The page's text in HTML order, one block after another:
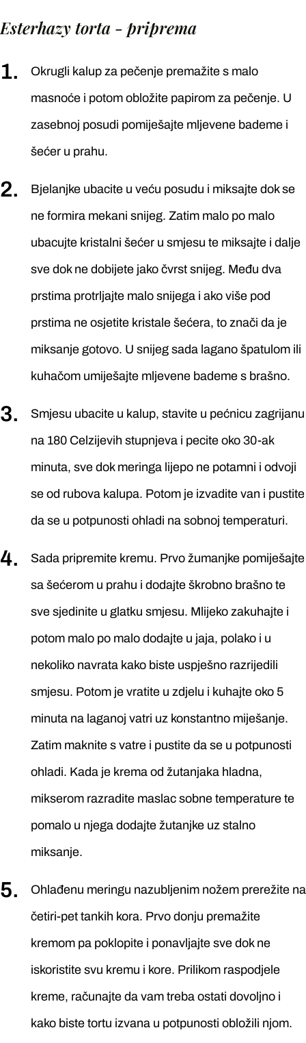
Esterhazy torta - priprema
Okrugli kalup za pečenje premažite s malo
masnoće i potom obložite papirom za pečenje. U
zasebnoj posudi pomiješajte mljevene bademe i
šećer u prahu.
Bjelanjke ubacite u veću posudu i miksajte dok se
ne formira mekani snijeg. Zatim malo po malo
ubacujte kristalni šećer u smjesu te miksajte i dalje
sve dok ne dobijete jako čvrst snijeg. Među dva
prstima protrljajte malo snijega i ako više pod
prstima ne osjetite kristale šećera, to znači da je
miksanje gotovo. U snijeg sada lagano špatulom ili
kuhačom umiješajte mljevene bademe s brašno.
Smjesu ubacite u kalup, stavite u pećnicu zagrijanu
na 180 Celzijevih stupnjeva i pecite oko 30-ak
minuta, sve dok meringa lijepo ne potamni i odvoji
se od rubova kalupa. Potom je izvadite van i pustite
da se u potpunosti ohladi na sobnoj temperaturi.
Sada pripremite kremu. Prvo žumanjke pomiješajte
sa šećerom u prahu i dodajte škrobno brašno te
sve sjedinite u glatku smjesu. Mlijeko zakuhajte i
potom malo po malo dodajte u jaja, polako i u
nekoliko navrata kako biste uspješno razrijedili
smjesu. Potom je vratite u zdjelu i kuhajte oko 5
minuta na laganoj vatri uz konstantno miješanje.
Zatim maknite s vatre i pustite da se u potpunosti
ohladi. Kada je krema od žutanjaka hladna,
mikserom razradite maslac sobne temperature te
pomalo u njega dodajte žutanjke uz stalno
miksanje.
Ohlađenu meringu nazubljenim nožem prerežite na
četiri-pet tankih kora. Prvo donju premažite
kremom pa poklopite i ponavljajte sve dok ne
iskoristite svu kremu i kore. Prilikom raspodjele
kreme, računajte da vam treba ostati dovoljno i
kako biste tortu izvana u potpunosti obložili njom.